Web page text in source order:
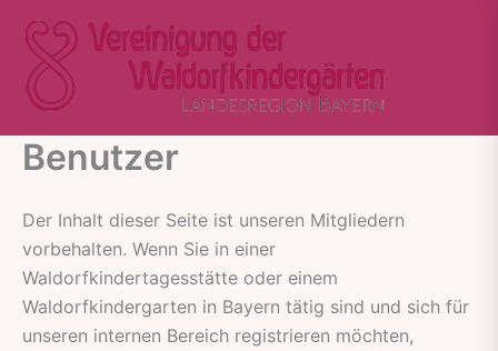
Inhalt
springen
Benutzer
Der Inhalt dieser Seite ist unseren Mitgliedern
vorbehalten. Wenn Sie in einer
Waldorfkindertagesstätte oder einem
Waldorfkindergarten in Bayern tätig sind und sich für
unseren internen Bereich registrieren möchten,